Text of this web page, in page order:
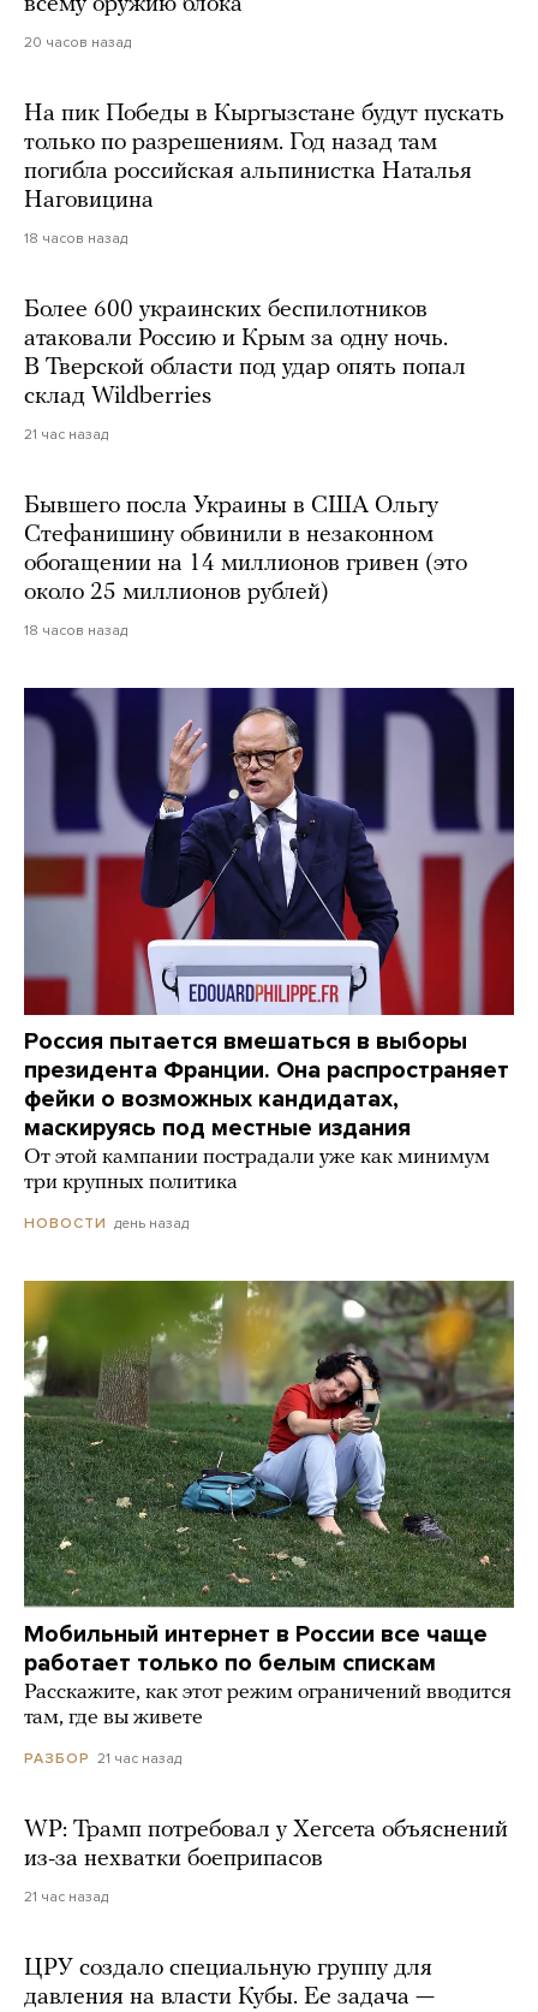
всему оружию блока
20 часов назад
На пик Победы в Кыргызстане будут пускать
только по разрешениям. Год назад там
погибла российская альпинистка Наталья
Наговицина
18 часов назад
Более 600 украинских беспилотников
атаковали Россию и Крым за одну ночь.
В Тверской области под удар опять попал
склад Wildberries
21 час назад
Бывшего посла Украины в США Ольгу
Стефанишину обвинили в незаконном
обогащении на 14 миллионов гривен (это
около 25 миллионов рублей)
18 часов назад
Россия пытается вмешаться в выборы
президента Франции. Она распространяет
фейки о возможных кандидатах,
маскируясь под местные издания
От этой кампании пострадали уже как минимум
три крупных политика
НОВОСТИ день назад
Мобильный интернет в России все чаще
работает только по белым спискам
Расскажите, как этот режим ограничений вводится
там, где вы живете
РАЗБОР 21 час назад
WP: Трамп потребовал у Хегсета объяснений
из-за нехватки боеприпасов
21 час назад
ЦРУ создало специальную группу для
давления на власти Кубы. Ее задача —